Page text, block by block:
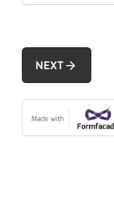
NEXTarrow_forward